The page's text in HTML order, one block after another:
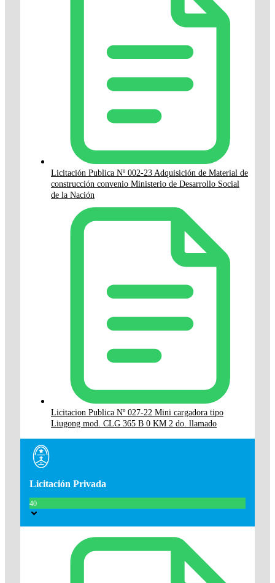
Licitación Publica Nº 002-23 Adquisición de Material de
construcción convenio Ministerio de Desarrollo Social
de la Nación
Licitacion Publica Nº 027-22 Mini cargadora tipo
Liugong mod. CLG 365 B 0 KM 2 do. llamado
Licitación Privada
40